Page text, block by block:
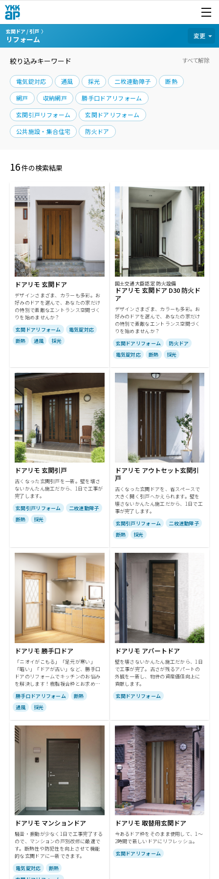
開く
商品を探す
カテゴリから探す
玄関ドア / 引戸
リフォーム 変更
絞り込みキーワード すべて解除
電気錠対応 通風 採光 二枚連動障子
断熱
網戸
収納網戸
勝手口ドアリフォーム
玄関引戸リフォーム
玄関ドアリフォーム
公共施設・集合住宅
防火ドア
16件の検索結果
ドアリモ 玄関ドア
デザインさまざま、カラーも多彩。お
好みのドアを選んで、あなたの家だけ
の特別で素敵なエントランス空間づく
りを始めませんか？
玄関ドアリフォーム
電気錠対応
断熱
通風 採光
国土交通大臣認定 防火設備
ドアリモ 玄関ドア D30 防火ド
ア
デザインさまざま、カラーも多彩。お
好みのドアを選んで、あなたの家だけ
の特別で素敵なエントランス空間づく
りを始めませんか？
玄関ドアリフォーム
防火ドア
電気錠対応
断熱 採光
ドアリモ 玄関引戸
古くなった玄関引戸を一新。壁を壊さ
ないかんたん施工だから、1日で工事が
完了します。
玄関引戸リフォーム
二枚連動障子
断熱
採光
ドアリモ アウトセット玄関引
戸
古くなった玄関ドアを、省スペースで
大きく開く引戸へかえられます。壁を
壊さないかんたん施工だから、1日で工
事が完了します。
玄関引戸リフォーム
二枚連動障子
断熱
採光
ドアリモ 勝手口ドア
「ニオイがこもる」「足元が寒い」
「暗い」「ドアが古い」など、勝手口
ドアのリフォームでキッチンのお悩み
を解決します！樹脂複合枠とお求めや
すいアルミ枠から選べます。
勝手口ドアリフォーム
断熱
通風
採光
ドアリモ アパートドア
壁を壊さないかんたん施工だから、1日
で工事が完了。古さが残るアパートの
外観を一新し、物件の資産価値向上に
貢献します。
玄関ドアリフォーム
ドアリモ マンションドア
騒音・振動が少なく1日で工事完了する
ので、マンションの戸別改修に最適で
す。断熱性や防犯性を向上させて機能
的な玄関ドアに一新できます。
電気錠対応
断熱
ドアリモ 取替用玄関ドア
今あるドア枠をそのまま使用して、1～
2時間で新しいドアにリフレッシュ。
玄関ドアリフォーム